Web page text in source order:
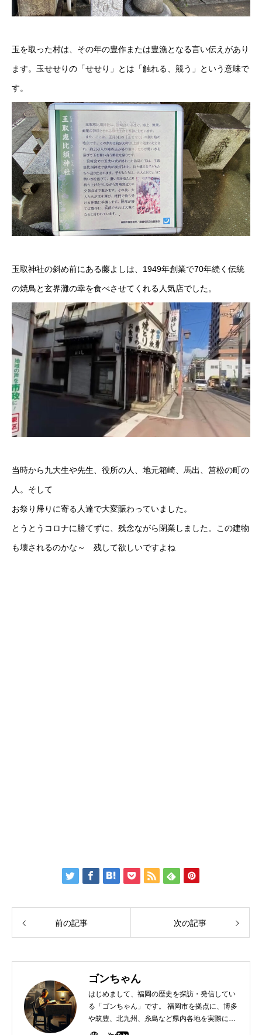
玉を取った村は、その年の豊作または豊漁となる言い伝えがあり
ます。玉せせりの「せせり」とは「触れる、競う」という意味で
す。
玉取神社の斜め前にある藤よしは、1949年創業で70年続く伝統
の焼鳥と玄界灘の幸を食べさせてくれる人気店でした。
当時から九大生や先生、役所の人、地元箱崎、馬出、筥松の町の
人。そして
お祭り帰りに寄る人達で大変賑わっていました。
とうとうコロナに勝てずに、残念ながら閉業しました。この建物
も壊されるのかな～ 残して欲しいですよね
前の記事 次の記事
ゴンちゃん
はじめまして、福岡の歴史を探訪・発信してい
る「ゴンちゃん」です。 福岡市を拠点に、博多
や筑豊、北九州、糸島など県内各地を実際に歩
いて取材し、歴史の現場を動画や記事でご紹介